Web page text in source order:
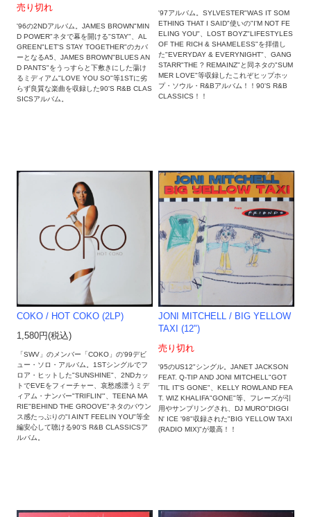
売り切れ
'96の2NDアルバム。JAMES BROWN"MIN
D POWER"ネタで幕を開ける"STAY"、AL
GREEN"LET'S STAY TOGETHER"のカバ
ーとなるA5、JAMES BROWN"BLUES AN
D PANTS"をうっすらと下敷きにした蕩け
るミディアム"LOVE YOU SO"等1STに劣
らず良質な楽曲を収録した90'S R&B CLAS
SICSアルバム。
'97アルバム。SYLVESTER"WAS IT SOM
ETHING THAT I SAID"使いの"I'M NOT FE
ELING YOU"、LOST BOYZ"LIFESTYLES
OF THE RICH & SHAMELESS"を拝借し
た"EVERYDAY & EVERYNIGHT"、GANG
STARR"THE ? REMAINZ"と同ネタの"SUM
MER LOVE"等収録したこれぞヒップホッ
プ・ソウル・R&Bアルバム！！90'S R&B
CLASSICS！！
COKO / HOT COKO (2LP)
1,580円(税込)
「SWV」のメンバー「COKO」の'99デビ
ュー・ソロ・アルバム。1STシングルでフ
ロア・ヒットした"SUNSHINE"、2NDカッ
トでEVEをフィーチャー、哀愁感漂うミデ
ィアム・ナンバー"TRIFLIN'"、TEENA MA
RIE"BEHIND THE GROOVE"ネタのバウン
ス感たっぷりの"I AIN'T FEELIN YOU"等全
編安心して聴ける90'S R&B CLASSICSア
ルバム。
JONI MITCHELL / BIG YELLOW
TAXI (12")
売り切れ
'95のUS12"シングル。JANET JACKSON
FEAT. Q-TIP AND JONI MITCHELL"GOT
'TIL IT'S GONE"、KELLY ROWLAND FEA
T. WIZ KHALIFA"GONE"等、フレーズが引
用やサンプリングされ、DJ MURO"DIGGI
N' ICE '98"収録された"BIG YELLOW TAXI
(RADIO MIX)"が最高！！